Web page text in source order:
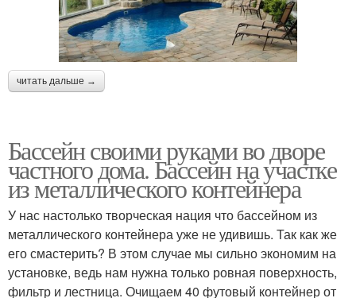
читать дальше →
Бассейн своими руками во дворе
частного дома. Бассейн на участке
из металлического контейнера
У нас настолько творческая нация что бассейном из
металлического контейнера уже не удивишь. Так как же
его смастерить? В этом случае мы сильно экономим на
установке, ведь нам нужна только ровная поверхность,
фильтр и лестница. Очищаем 40 футовый контейнер от